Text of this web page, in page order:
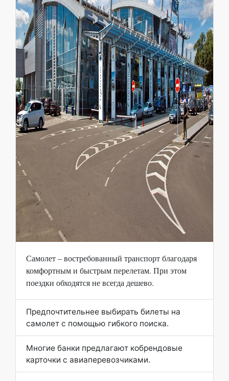
Самолет – востребованный транспорт благодаря
комфортным и быстрым перелетам. При этом
поездки обходятся не всегда дешево.
Предпочтительнее выбирать билеты на
самолет с помощью гибкого поиска.
Многие банки предлагают кобрендовые
карточки с авиаперевозчиками.